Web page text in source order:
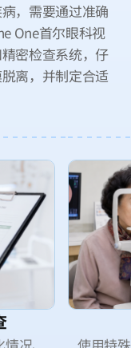
，需要通过准确
One首尔眼科视
密检查系统，仔
离，并制定合适